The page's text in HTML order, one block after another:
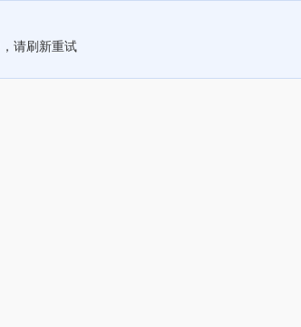
请刷新重试